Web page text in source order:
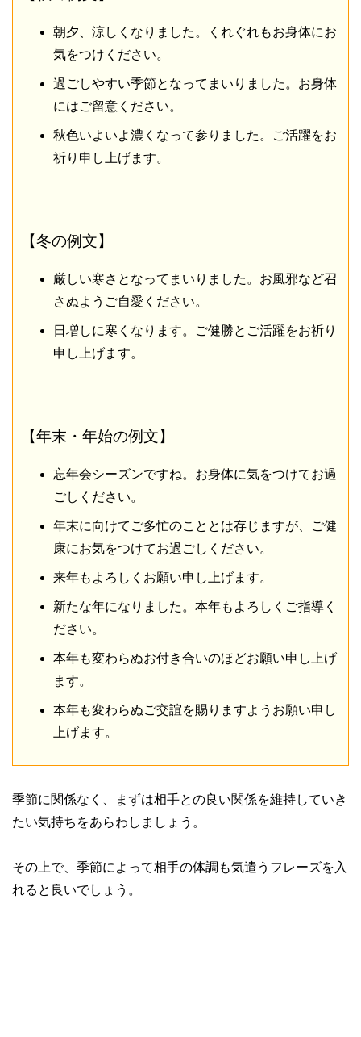
朝夕、涼しくなりました。くれぐれもお身体にお
気をつけください。
過ごしやすい季節となってまいりました。お身体
にはご留意ください。
秋色いよいよ濃くなって参りました。ご活躍をお
祈り申し上げます。
【冬の例文】
厳しい寒さとなってまいりました。お風邪など召
さぬようご自愛ください。
日増しに寒くなります。ご健勝とご活躍をお祈り
申し上げます。
【年末・年始の例文】
忘年会シーズンですね。お身体に気をつけてお過
ごしください。
年末に向けてご多忙のこととは存じますが、ご健
康にお気をつけてお過ごしください。
来年もよろしくお願い申し上げます。
新たな年になりました。本年もよろしくご指導く
ださい。
本年も変わらぬお付き合いのほどお願い申し上げ
ます。
本年も変わらぬご交誼を賜りますようお願い申し
上げます。
季節に関係なく、まずは相手との良い関係を維持していき
たい気持ちをあらわしましょう。
その上で、季節によって相手の体調も気遣うフレーズを入
れると良いでしょう。